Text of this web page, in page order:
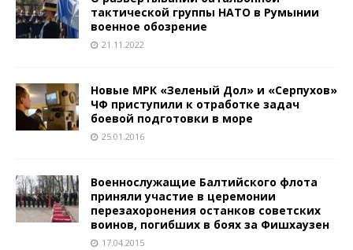
тактической группы НАТО в Румынии
военное обозрение
21.11.2022
Новые МРК «Зеленый Дол» и «Серпухов»
ЧФ приступили к отработке задач
боевой подготовки в море
25.01.2016
Военнослужащие Балтийского флота
приняли участие в церемонии
перезахоронения останков советских
воинов, погибших в боях за Фишхаузен
17.04.2015